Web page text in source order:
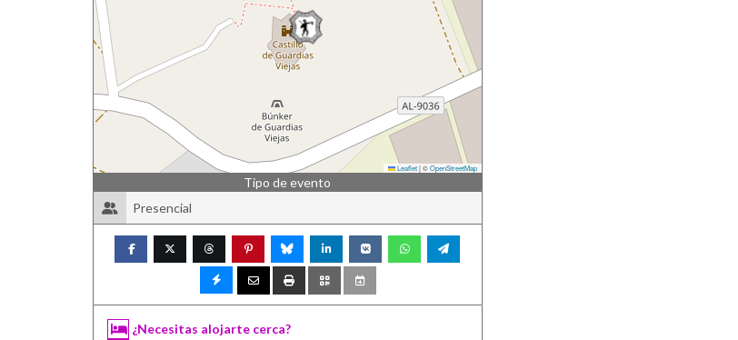
Leaflet |©OpenStreetMap
Tipo de evento
Presencial
¿Necesitas alojarte cerca?